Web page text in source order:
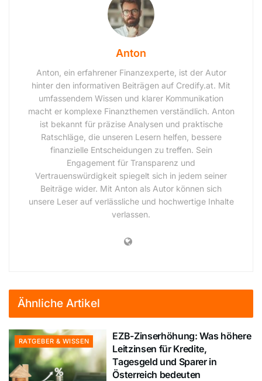
Anton
Anton, ein erfahrener Finanzexperte, ist der Autor
hinter den informativen Beiträgen auf Credify.at. Mit
umfassendem Wissen und klarer Kommunikation
macht er komplexe Finanzthemen verständlich. Anton
ist bekannt für präzise Analysen und praktische
Ratschläge, die unseren Lesern helfen, bessere
finanzielle Entscheidungen zu treffen. Sein
Engagement für Transparenz und
Vertrauenswürdigkeit spiegelt sich in jedem seiner
Beiträge wider. Mit Anton als Autor können sich
unsere Leser auf verlässliche und hochwertige Inhalte
verlassen.
Ähnliche Artikel
RATGEBER & WISSEN
EZB-Zinserhöhung: Was höhere
Leitzinsen für Kredite,
Tagesgeld und Sparer in
Österreich bedeuten